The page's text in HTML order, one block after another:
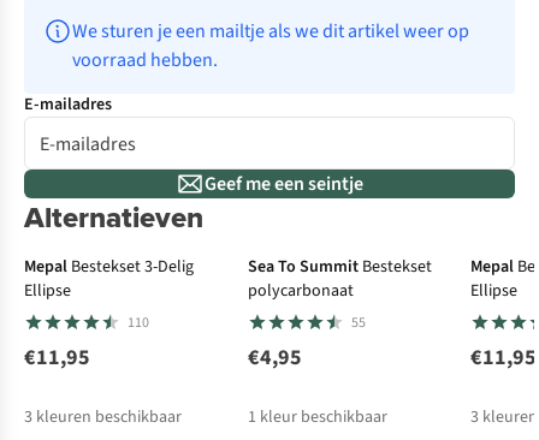
We sturen je een mailtje als we dit artikel weer op
voorraad hebben.
E-mailadres
Geef me een seintje
Alternatieven
Mepal Bestekset 3-Delig
Ellipse
110
€11,95
3 kleuren beschikbaar
Sea To Summit Bestekset
polycarbonaat
55
€4,95
1 kleur beschikbaar
Mepal
Ellipse
€11,95
3